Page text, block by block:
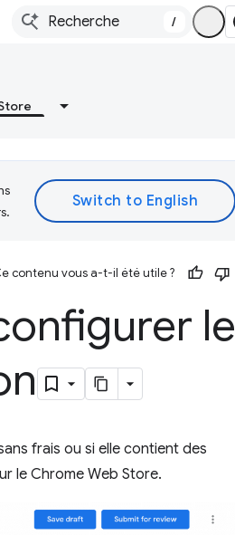
/
contenu vous a-t-il été utile ?
le
frais ou si elle contient des
le Chrome Web Store.